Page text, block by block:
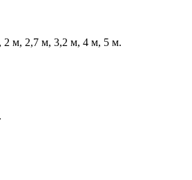
2 м, 2,7 м, 3,2 м, 4 м, 5 м.